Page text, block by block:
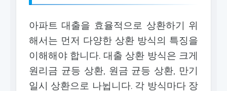
아파트 대출을 효율적으로 상환하기 위
해서는 먼저 다양한 상환 방식의 특징을
이해해야 합니다. 대출 상환 방식은 크게
원리금 균등 상환, 원금 균등 상환, 만기
일시 상환으로 나뉩니다. 각 방식마다 장